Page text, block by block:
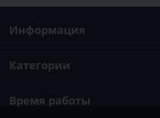
Информация
Категории
Время работы